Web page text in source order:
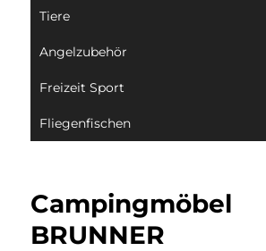
Tiere
Angelzubehör
Freizeit Sport
Fliegenfischen
Campingmöbel
BRUNNER